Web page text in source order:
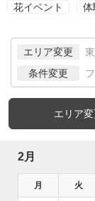
花イベント 体
エリア変更
条件変更
エリア変
2月
月 火